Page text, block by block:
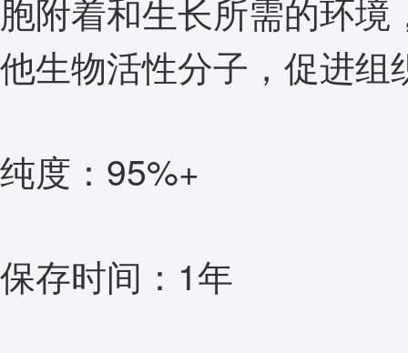
胞附着和生长所需的环
他生物活性分子，促进组
纯度：95%+
保存时间：1年